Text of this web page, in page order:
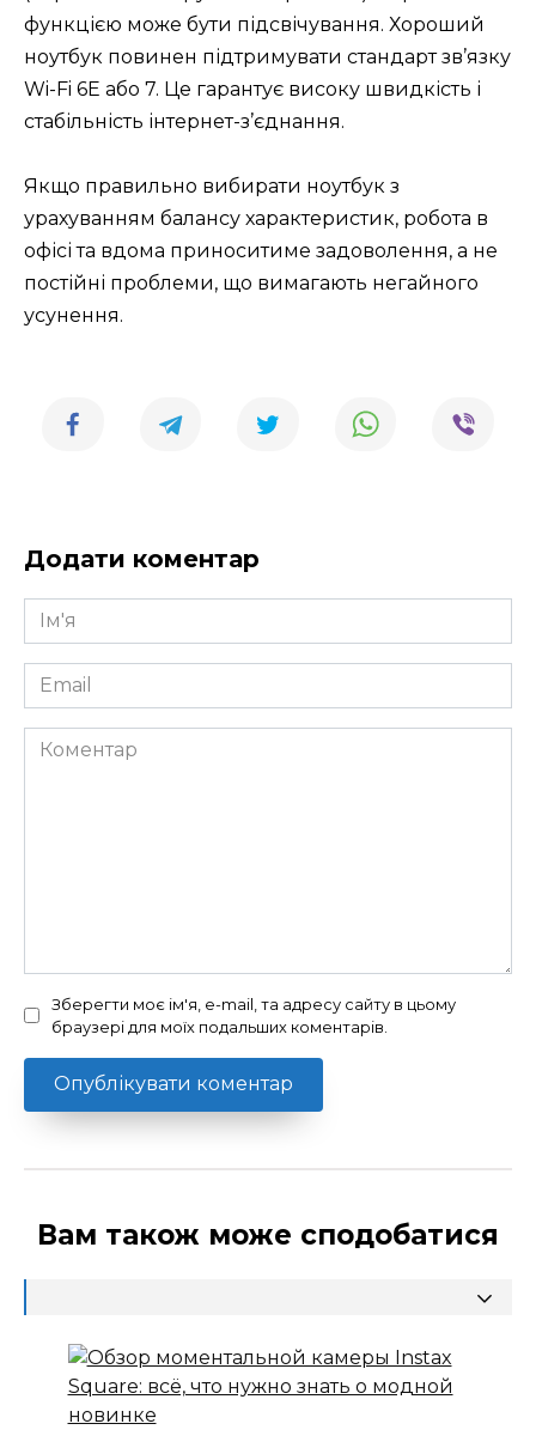
функцією може бути підсвічування. Хороший
ноутбук повинен підтримувати стандарт зв’язку
Wi-Fi 6E або 7. Це гарантує високу швидкість і
стабільність інтернет-з’єднання.
Якщо правильно вибирати ноутбук з
урахуванням балансу характеристик, робота в
офісі та вдома приноситиме задоволення, а не
постійні проблеми, що вимагають негайного
усунення.
Додати коментар
Ім'я
*
Email
*
Коментар
Зберегти моє ім'я, e-mail, та адресу сайту в цьому
браузері для моїх подальших коментарів.
Вам також може сподобатися